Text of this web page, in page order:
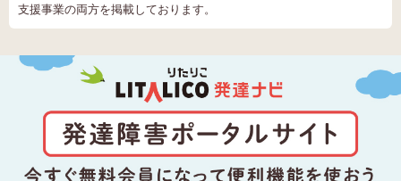
支援事業の両方を掲載しております。